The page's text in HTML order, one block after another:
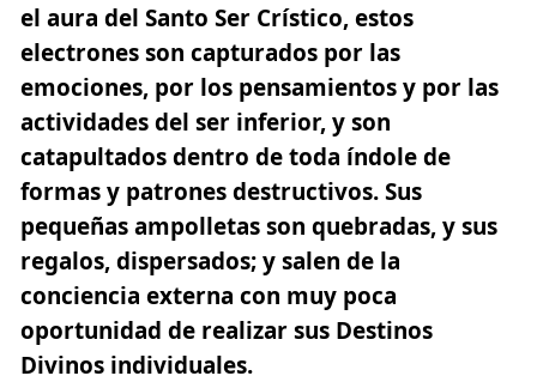
el aura del Santo Ser Crístico, estos
electrones son capturados por las
emociones, por los pensamientos y por las
actividades del ser inferior, y son
catapultados dentro de toda índole de
formas y patrones destructivos. Sus
pequeñas ampolletas son quebradas, y sus
regalos, dispersados; y salen de la
conciencia externa con muy poca
oportunidad de realizar sus Destinos
Divinos individuales.